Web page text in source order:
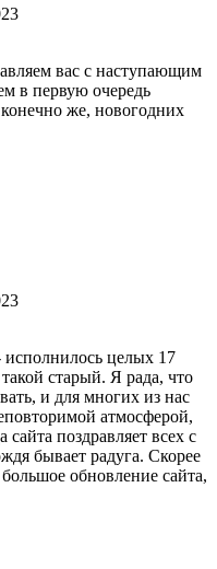
вас с наступающим
в первую очередь
же, новогодних
исполнилось целых 17
старый. Я рада, что
и для многих из нас
атмосферой,
сайта поздравляет всех с
бывает радуга. Скорее
обновление сайта,